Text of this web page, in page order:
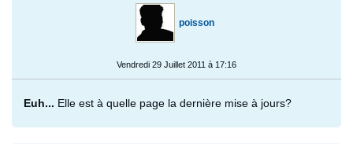
poisson
Vendredi 29 Juillet 2011 à 17:16
Euh... Elle est à quelle page la dernière mise à jours?